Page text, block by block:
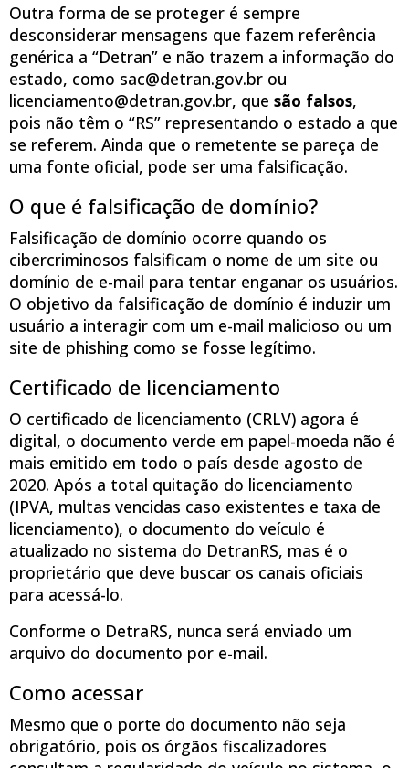
Outra forma de se proteger é sempre
desconsiderar mensagens que fazem referência
genérica a “Detran” e não trazem a informação do
estado, como sac@detran.gov.br ou
licenciamento@detran.gov.br, que são falsos,
pois não têm o “RS” representando o estado a que
se referem. Ainda que o remetente se pareça de
uma fonte oficial, pode ser uma falsificação.
O que é falsificação de domínio?
Falsificação de domínio ocorre quando os
cibercriminosos falsificam o nome de um site ou
domínio de e-mail para tentar enganar os usuários.
O objetivo da falsificação de domínio é induzir um
usuário a interagir com um e-mail malicioso ou um
site de phishing como se fosse legítimo.
Certificado de licenciamento
O certificado de licenciamento (CRLV) agora é
digital, o documento verde em papel-moeda não é
mais emitido em todo o país desde agosto de
2020. Após a total quitação do licenciamento
(IPVA, multas vencidas caso existentes e taxa de
licenciamento), o documento do veículo é
atualizado no sistema do DetranRS, mas é o
proprietário que deve buscar os canais oficiais
para acessá-lo.
Conforme o DetraRS, nunca será enviado um
arquivo do documento por e-mail.
Como acessar
Mesmo que o porte do documento não seja
obrigatório, pois os órgãos fiscalizadores